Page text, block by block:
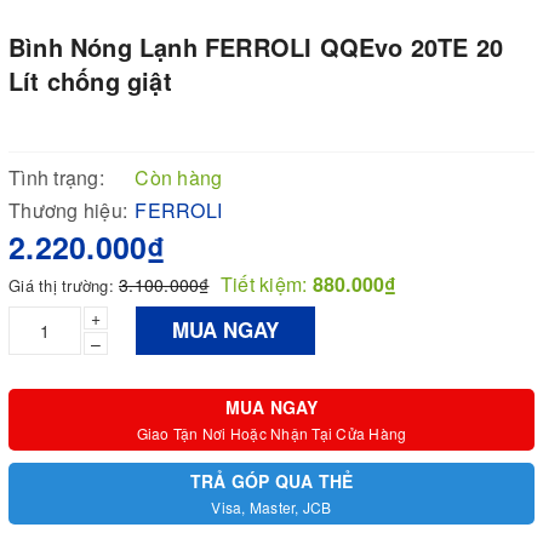
Bình Nóng Lạnh FERROLI QQEvo 20TE 20
Lít chống giật
Tình trạng:
Còn hàng
Thương hiệu: FERROLI
2.220.000₫
Giá thị trường: 3.100.000₫ Tiết kiệm: 880.000₫
+
–
MUA NGAY
MUA NGAY
Giao Tận Nơi Hoặc Nhận Tại Cửa Hàng
TRẢ GÓP QUA THẺ
Visa, Master, JCB